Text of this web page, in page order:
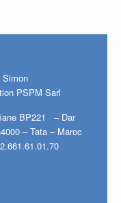
PSPM Sarl
BP221 – Dar
– Tata – Maroc